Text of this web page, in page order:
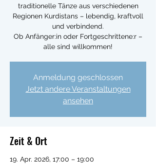
traditionelle Tänze aus verschiedenen
Regionen Kurdistans – lebendig, kraftvoll
und verbindend.
Ob Anfänger:in oder Fortgeschrittene:r –
alle sind willkommen!
Anmeldung geschlossen
Jetzt andere Veranstaltungen
ansehen
Zeit & Ort
19. Apr. 2026, 17:00 – 19:00